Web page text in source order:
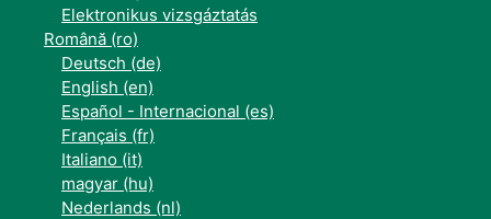
Elektronikus vizsgáztatás
Română ‎(ro)‎
Deutsch ‎(de)‎
English ‎(en)‎
Español - Internacional ‎(es)‎
Français ‎(fr)‎
Italiano ‎(it)‎
magyar ‎(hu)‎
Nederlands ‎(nl)‎